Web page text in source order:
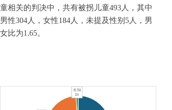
童相关的判决中，共有被拐儿童493人，其中
男性304人，女性184人，未提及性别5人，男
女比为1.65。